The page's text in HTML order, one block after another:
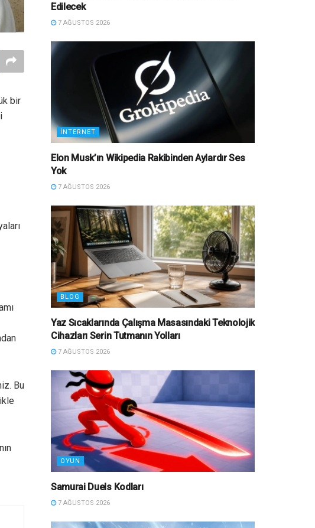
bir
Bu
Edilecek
7 AĞUSTOS 2026
İNTERNET
Elon Musk’ın Wikipedia Rakibinden Aylardır Ses
Yok
7 AĞUSTOS 2026
BLOG
Yaz Sıcaklarında Çalışma Masasındaki Teknolojik
Cihazları Serin Tutmanın Yolları
7 AĞUSTOS 2026
OYUN
Samurai Duels Kodları
7 AĞUSTOS 2026